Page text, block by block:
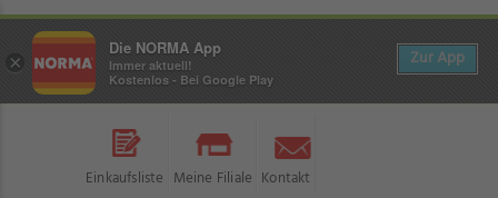
Einkaufsliste Meine Filiale Kontakt
×
Die NORMA App
Immer aktuell!
Kostenlos - Bei Google Play
Zur App